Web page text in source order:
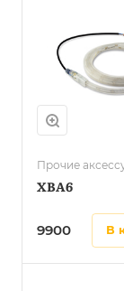
Прочие
XBA6
9900